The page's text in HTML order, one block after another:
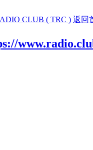
CLUB ( TRC ) 返回